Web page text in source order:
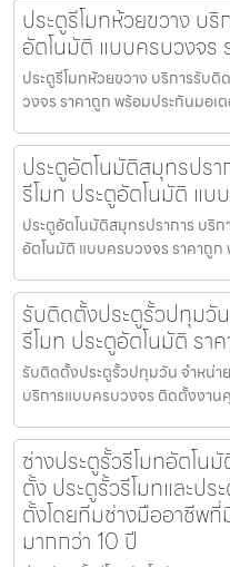
ประตูรีโมทห้วยขวาง บ
อัตโนมัติ แบบครบวงจร
ประตูรีโมทห้วยขวาง บริการรับ
วงจร ราคาถูก พร้อมประกันมอเต
ประตูอัตโนมัติสมุทรปร
รีโมท ประตูอัตโนมัติ แบ
ประตูอัตโนมัติสมุทรปราการ บริ
อัตโนมัติ แบบครบวงจร ราคาถูก
รับติดตั้งประตูรั้วปทุมวั
รีโมท ประตูอัตโนมัติ รา
รับติดตั้งประตูรั้วปทุมวัน จำหน่า
บริการแบบครบวงจร ติดตั้งงาน
ช่างประตูรั้วรีโมทอัตโน
ตั้ง ประตูรั้วรีโมทและป
ตั้งโดยทีมช่างมืออาชีพ
มากกว่า 10 ปี